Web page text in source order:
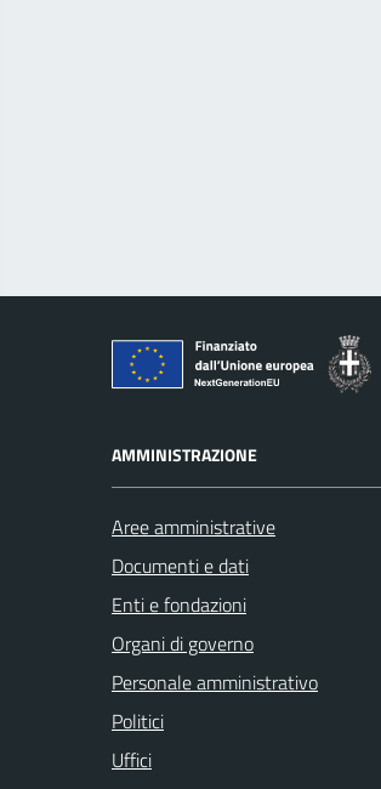
AMMINISTRAZIONE
Aree amministrative
Documenti e dati
Enti e fondazioni
Organi di governo
Personale amministrativo
Politici
Uffici